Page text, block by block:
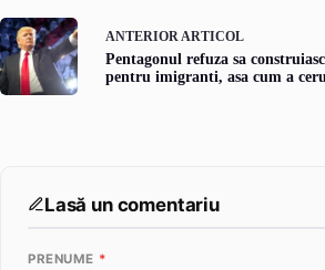
ANTERIORARTICOL
Pentagonul refuza sa
pentru imigranti, asa cum a
Lasă un comentariu
PRENUME *